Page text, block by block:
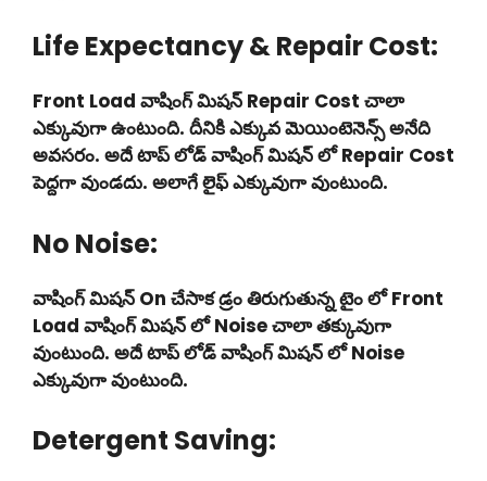
Life Expectancy & Repair Cost:
Front Load వాషింగ్ మిషన్ Repair Cost చాలా
ఎక్కువుగా ఉంటుంది. దీనికి ఎక్కువ మెయింటెనెన్స్ అనేది
అవసరం. అదే టాప్ లోడ్ వాషింగ్ మిషన్ లో Repair Cost
పెద్దగా వుండదు. అలాగే లైఫ్ ఎక్కువుగా వుంటుంది.
No Noise:
వాషింగ్ మిషన్ On చేసాక డ్రం తిరుగుతున్న టైం లో Front
Load వాషింగ్ మిషన్ లో Noise చాలా తక్కువుగా
వుంటుంది. అదే టాప్ లోడ్ వాషింగ్ మిషన్ లో Noise
ఎక్కువుగా వుంటుంది.
Detergent Saving: